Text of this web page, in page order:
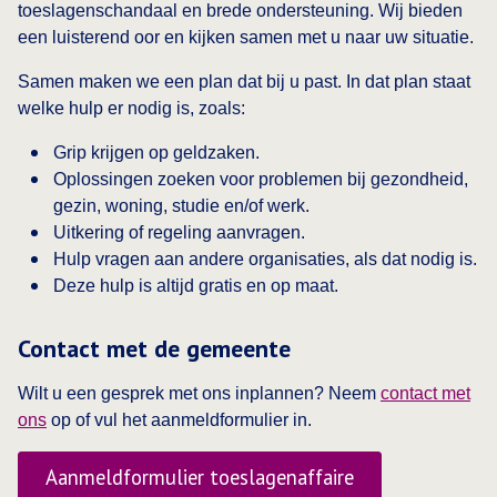
toeslagenschandaal en brede ondersteuning. Wij bieden
een luisterend oor en kijken samen met u naar uw situatie.
Samen maken we een plan dat bij u past. In dat plan staat
welke hulp er nodig is, zoals:
Grip krijgen op geldzaken.
Oplossingen zoeken voor problemen bij gezondheid,
gezin, woning, studie en/of werk.
Uitkering of regeling aanvragen.
Hulp vragen aan andere organisaties, als dat nodig is.
Deze hulp is altijd gratis en op maat.
Contact met de gemeente
Wilt u een gesprek met ons inplannen? Neem contact met
ons op of vul het aanmeldformulier in.
Aanmeldformulier toeslagenaffaire